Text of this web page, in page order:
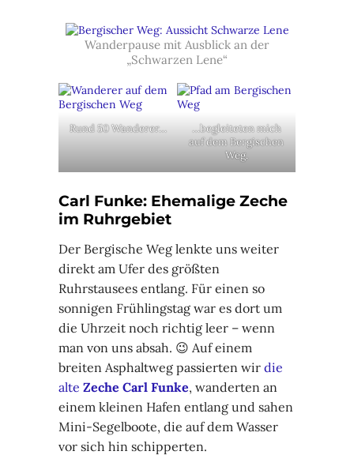
Wanderpause mit Ausblick an der
„Schwarzen Lene“
Rund 50 Wanderer…
…begleiteten mich
auf dem Bergischen
Weg.
Carl Funke: Ehemalige Zeche
im Ruhrgebiet
Der Bergische Weg lenkte uns weiter
direkt am Ufer des größten
Ruhrstausees entlang. Für einen so
sonnigen Frühlingstag war es dort um
die Uhrzeit noch richtig leer – wenn
man von uns absah. 😉 Auf einem
breiten Asphaltweg passierten wir die
alte Zeche Carl Funke, wanderten an
einem kleinen Hafen entlang und sahen
Mini-Segelboote, die auf dem Wasser
vor sich hin schipperten.